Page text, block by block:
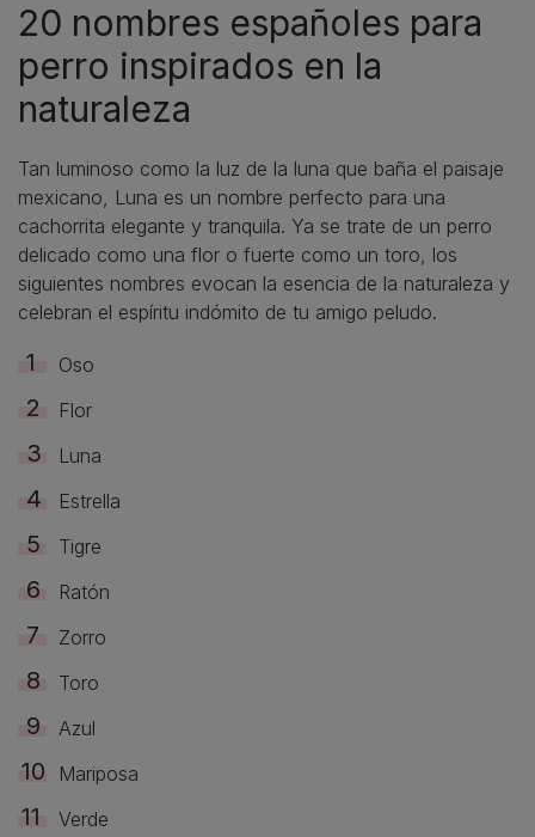
20 nombres españoles para
perro inspirados en la
naturaleza
Tan luminoso como la luz de la luna que baña el paisaje
mexicano, Luna es un nombre perfecto para una
cachorrita elegante y tranquila. Ya se trate de un perro
delicado como una flor o fuerte como un toro, los
siguientes nombres evocan la esencia de la naturaleza y
celebran el espíritu indómito de tu amigo peludo.
Oso
Flor
Luna
Estrella
Tigre
Ratón
Zorro
Toro
Azul
Mariposa
Verde